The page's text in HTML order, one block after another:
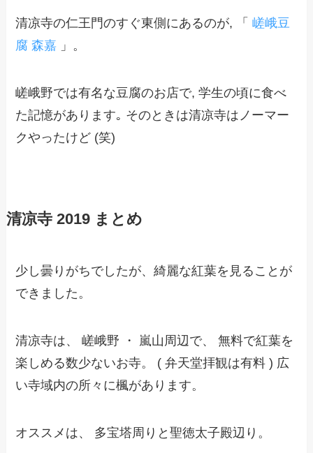
清凉寺の仁王門のすぐ東側にあるのが, 「嵯峨豆
腐 森嘉 」。
嵯峨野では有名な豆腐のお店で, 学生の頃に食べ
た記憶があります｡ そのときは清凉寺はノーマー
クやったけど (笑)
清凉寺 2019 まとめ
少し曇りがちでしたが、綺麗な紅葉を見ることが
できました。
清凉寺は、 嵯峨野 ・ 嵐山周辺で、 無料で紅葉を
楽しめる数少ないお寺。 ( 弁天堂拝観は有料 ) 広
い寺域内の所々に楓があります。
オススメは、 多宝塔周りと聖徳太子殿辺り。